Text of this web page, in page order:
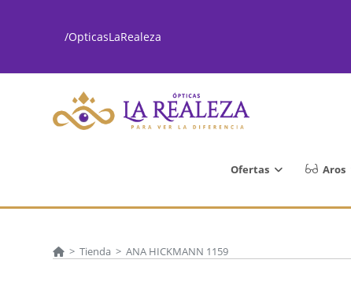
/OpticasLaRealeza
Ofertas Aros
> Tienda > ANA HICKMANN 1159